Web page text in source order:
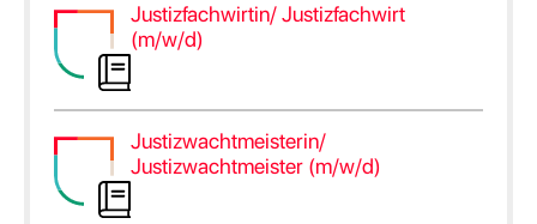
Justizfachwirtin/ Justizfachwirt
(m/w/d)
Justizwachtmeisterin/
Justizwachtmeister (m/w/d)